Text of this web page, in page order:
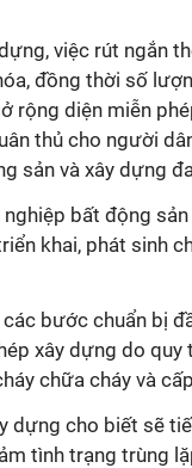
việc rút ngắn
đồng thời số
rộng diện miễn
thủ cho người
sản và xây dựng
bất động
khai, phát sinh
bước chuẩn bị
xây dựng do
chữa cháy và
dựng cho biết sẽ
tình trạng trùng